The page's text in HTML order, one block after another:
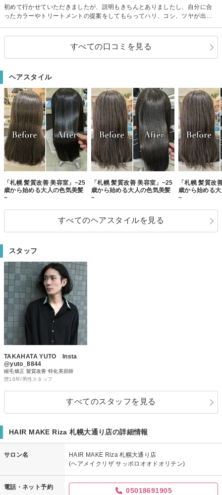
なったし、カラーもとてもかわいくて大満足です！ ぜひ次もお願いさせて頂
きたいです♪
初めて行かせていただきましたが、説明もきちんとありましたし、自分に合
ったカラーやトリートメントの提案をしてもらってハリ、コシ、ツヤが出て
すべての口コミを見る
ヘアスタイル
「札幌 髪質改善 美容室」~25
歳から始める大人の色気美髪
~
「札幌 髪質改善 美容室」~25
歳から始める大人の色気美髪
~
「札幌 髪質改
歳から始める
~
すべてのヘアスタイルを見る
スタッフ
TAKAHATA YUTO Insta
@yuto_8844
縮毛矯正 髪質改善 特化美容師
歴16年/男性スタッフ
すべてのスタッフを見る
HAIR MAKE Riza 札幌大通り店の詳細情報
サロン名
HAIR MAKE Riza 札幌大通り店
(ヘアメイクリザ サッポロオオドオリテン)
電話・ネット予約 05018691905